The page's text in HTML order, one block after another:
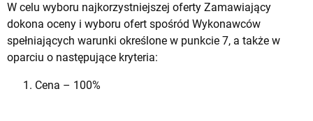
W celu wyboru najkorzystniejszej oferty Zamawiający
dokona oceny i wyboru ofert spośród Wykonawców
spełniających warunki określone w punkcie 7, a także w
oparciu o następujące kryteria:
Cena – 100%